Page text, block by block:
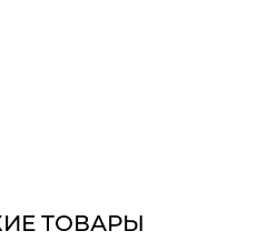
ТОВАРЫ